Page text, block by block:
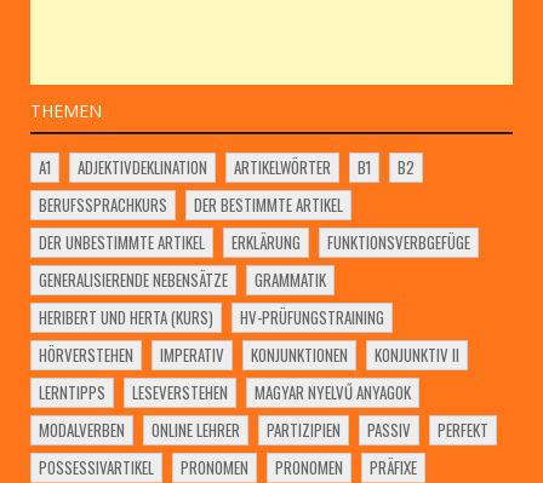
THEMEN
A1 ADJEKTIVDEKLINATION ARTIKELWÖRTER B1
B2
BERUFSSPRACHKURS
DER BESTIMMTE ARTIKEL
DER UNBESTIMMTE ARTIKEL
ERKLÄRUNG
FUNKTIONSVERBGEFÜGE
GENERALISIERENDE NEBENSÄTZE
GRAMMATIK
HERIBERT UND HERTA (KURS)
HV-PRÜFUNGSTRAINING
HÖRVERSTEHEN
IMPERATIV KONJUNKTIONEN
KONJUNKTIV II
LERNTIPPS
LESEVERSTEHEN
MAGYAR NYELVŰ ANYAGOK
MODALVERBEN
ONLINE LEHRER PARTIZIPIEN PASSIV
PERFEKT
POSSESSIVARTIKEL
PRONOMEN PRONOMEN
PRÄFIXE